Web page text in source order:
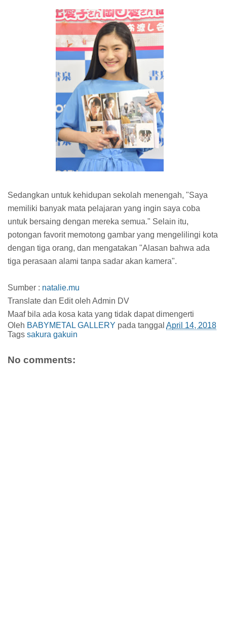
Sedangkan untuk kehidupan sekolah menengah, "Saya
memiliki banyak mata pelajaran yang ingin saya coba
untuk bersaing dengan mereka semua." Selain itu,
potongan favorit memotong gambar yang mengelilingi kota
dengan tiga orang, dan mengatakan "Alasan bahwa ada
tiga perasaan alami tanpa sadar akan kamera".
Sumber : natalie.mu
Translate dan Edit oleh Admin DV
Maaf bila ada kosa kata yang tidak dapat dimengerti
Oleh BABYMETAL GALLERY pada tanggal April 14, 2018
Tags sakura gakuin
No comments: